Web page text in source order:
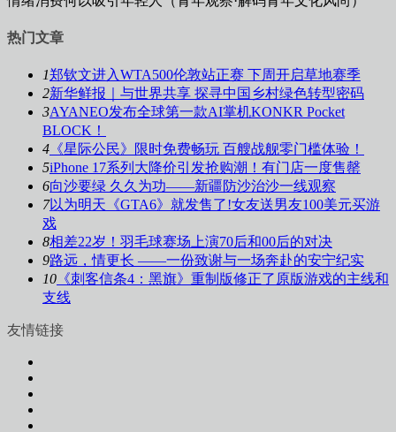
热门文章
1郑钦文进入WTA500伦敦站正赛 下周开启草地赛季
2新华鲜报｜与世界共享 探寻中国乡村绿色转型密码
3AYANEO发布全球第一款AI掌机KONKR Pocket
BLOCK！
4 《星际公民》限时免费畅玩 百艘战舰零门槛体验！
5iPhone 17系列大降价引发抢购潮！有门店一度售罄
6向沙要绿 久久为功——新疆防沙治沙一线观察
7以为明天《GTA6》就发售了!女友送男友100美元买游
戏
8相差22岁！羽毛球赛场上演70后和00后的对决
9路远，情更长 ——一份致谢与一场奔赴的安宁纪实
10 《刺客信条4：黑旗》重制版修正了原版游戏的主线和
支线
友情链接